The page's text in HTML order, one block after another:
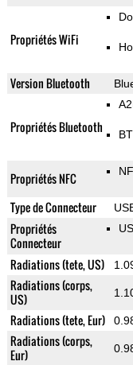
Propriétés WiFi
Version Bluetooth
Propriétés Bluetooth
Propriétés NFC
Type de Connecteur
Propriétés
Connecteur
Radiations (tete, US)
Radiations (corps,
US)
Radiations (tete, Eur)
Radiations (corps,
Eur)